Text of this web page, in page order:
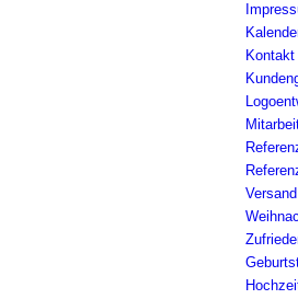
Kontakt